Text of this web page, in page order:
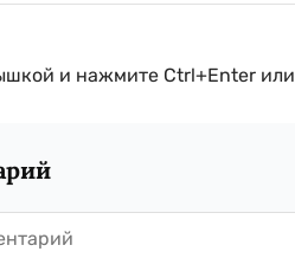
и нажмите Ctrl+Enter или